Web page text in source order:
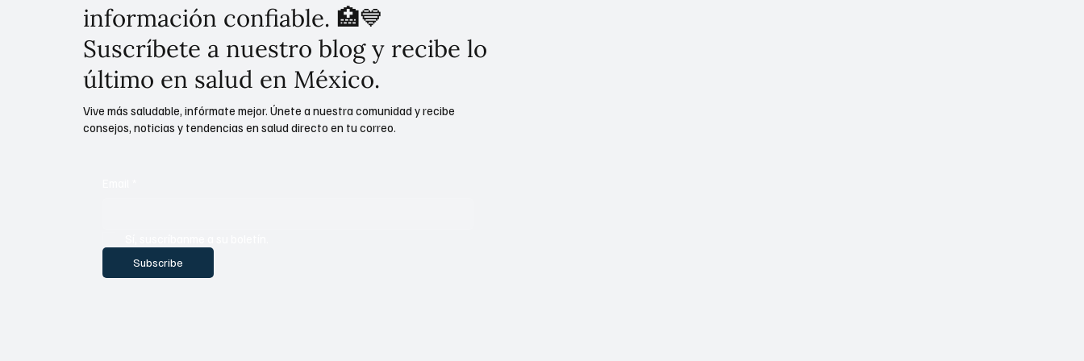
información confiable. 🏥💙
Suscríbete a nuestro blog y recibe lo
último en salud en México.
Subscribe
Vive más saludable, infórmate mejor. Únete a nuestra comunidad y recibe
consejos, noticias y tendencias en salud directo en tu correo.